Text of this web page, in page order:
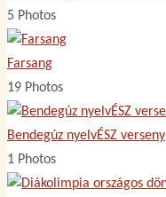
5 Photos
Farsang
19 Photos
Bendegúz nyelvÉSZ verseny
1 Photos